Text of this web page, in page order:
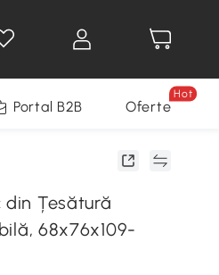
Decoratiuni Sarbatori
Portal B2B Oferte
Hot
din Țesătură
68x76x109-